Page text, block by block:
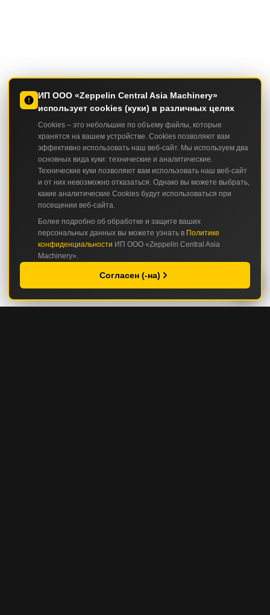
ИП ООО «Zeppelin Central Asia Machinery»
использует cookies (куки) в различных целях
Cookies – это небольшие по объему файлы, которые
хранятся на вашем устройстве. Cookies позволяют вам
эффективно использовать наш веб-сайт. Мы используем два
основных вида куки: технические и аналитические.
Технические куки позволяют вам использовать наш веб-сайт
и от них невозможно отказаться. Однако вы можете выбрать,
какие аналитические Cookies будут использоваться при
посещении веб-сайта.
Более подробно об обработке и защите ваших
персональных данных вы можете узнать в Политике
конфиденциальности ИП ООО «Zeppelin Central Asia
Machinery».
Согласен (-на)